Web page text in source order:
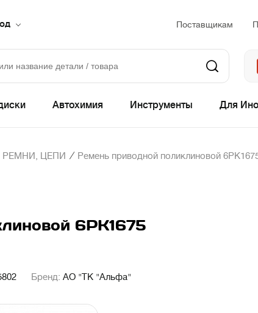
Поставщикам
Автохимия Инструменты Для
РЕМНИ, ЦЕПИ / Ремень приводной поликлиновой
6PK1675
Бренд: АО "ТК "Альфа"